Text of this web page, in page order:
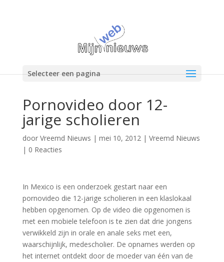
Selecteer een pagina
Pornovideo door 12-
jarige scholieren
door Vreemd Nieuws | mei 10, 2012| Vreemd Nieuws
| 0 Reacties
In Mexico is een onderzoek gestart naar een
pornovideo die 12-jarige scholieren in een klaslokaal
hebben opgenomen. Op de video die opgenomen is
met een mobiele telefoon is te zien dat drie jongens
verwikkeld zijn in orale en anale seks met een,
waarschijnlijk, medescholier. De opnames werden op
het internet ontdekt door de moeder van één van de